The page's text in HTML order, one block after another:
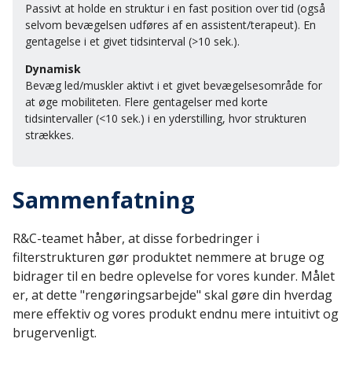
Passivt at holde en struktur i en fast position over tid (også
selvom bevægelsen udføres af en assistent/terapeut). En
gentagelse i et givet tidsinterval (>10 sek.).
Dynamisk
Bevæg led/muskler aktivt i et givet bevægelsesområde for
at øge mobiliteten. Flere gentagelser med korte
tidsintervaller (<10 sek.) i en yderstilling, hvor strukturen
strækkes.
Sammenfatning
R&C-teamet håber, at disse forbedringer i
filterstrukturen gør produktet nemmere at bruge og
bidrager til en bedre oplevelse for vores kunder. Målet
er, at dette "rengøringsarbejde" skal gøre din hverdag
mere effektiv og vores produkt endnu mere intuitivt og
brugervenligt.